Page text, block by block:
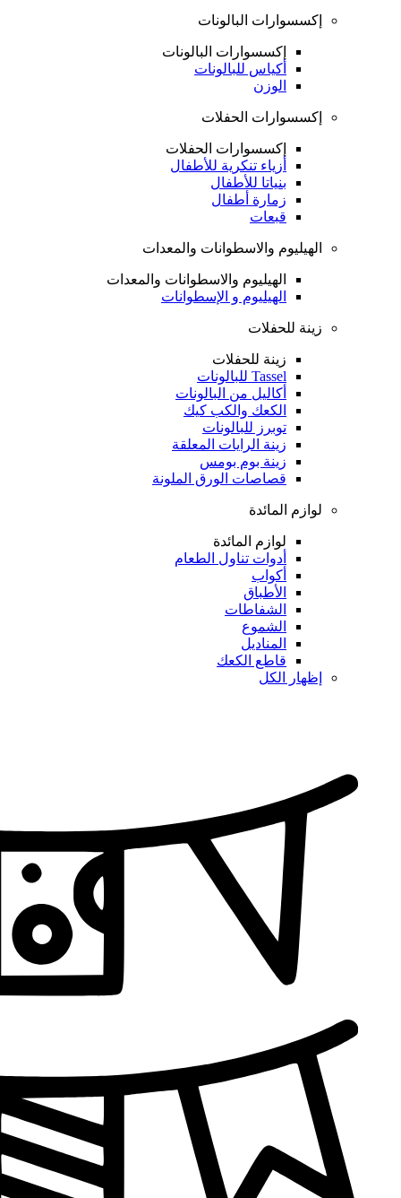
إكسسوارات البالونات
إكسسوارات البالونات
أكياس للبالونات
الوزن
إكسسوارات الحفلات
إكسسوارات الحفلات
أزياء تنكرية للأطفال
بنياتا للأطفال
زمارة أطفال
قبعات
الهيليوم والاسطوانات والمعدات
الهيليوم والاسطوانات والمعدات
الهيليوم و الإسطوانات
زينة للحفلات
زينة للحفلات
Tassel للبالونات
أكاليل من البالونات
الكعك والكب كيك
توبرز للبالونات
زينة الرايات المعلقة
زينة بوم بومس
قصاصات الورق الملونة
لوازم المائدة
لوازم المائدة
أدوات تناول الطعام
أكواب
الأطباق
الشفاطات
الشموع
المناديل
قاطع الكعك
إظهار الكل